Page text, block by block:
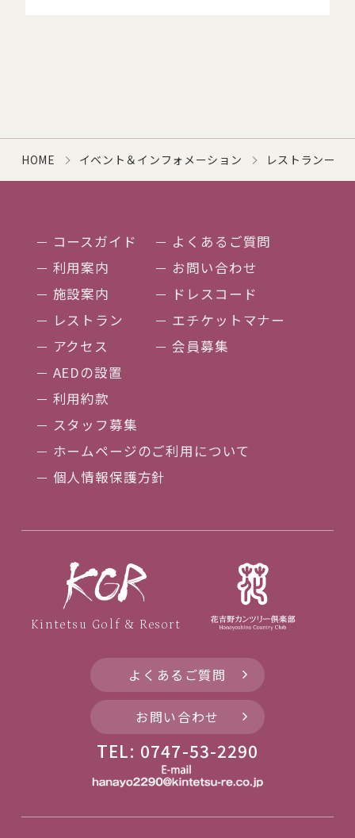
HOME イベント＆インフォメーション レストラン一部
Kintetsu Golf & Resort
よくあるご質問
お問い合わせ
TEL: 0747-53-2290
コースガイド
利用案内
施設案内
レストラン
アクセス
よくあるご質問
お問い合わせ
ドレスコード
エチケットマナー
会員募集
AEDの設置
利用約款
スタッフ募集
ホームページのご利用について
個人情報保護方針